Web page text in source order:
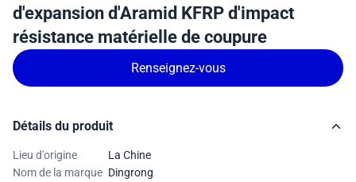
d'expansion d'Aramid KFRP d'impact
résistance matérielle de coupure
Renseignez-vous
Détails du produit
Lieu d'origine
La Chine
Nom de la marque Dingrong